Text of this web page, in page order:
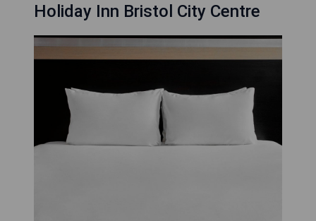
Holiday Inn Bristol City Centre